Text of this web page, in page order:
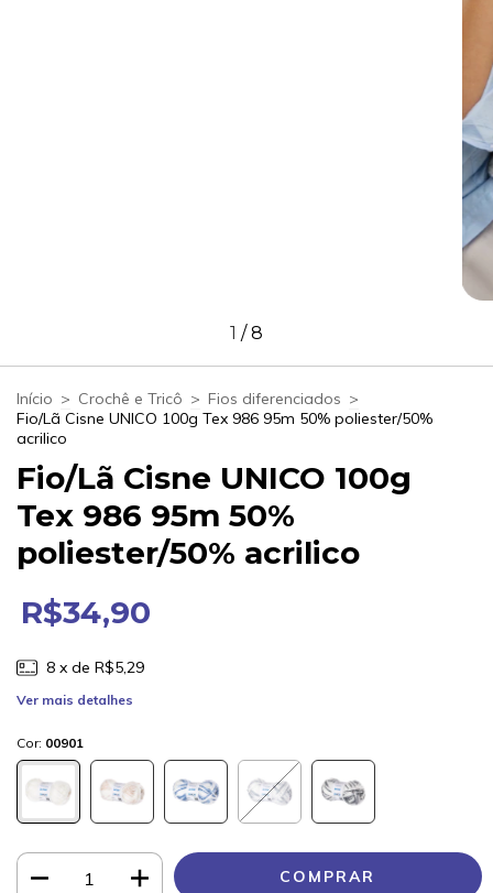
1 /8
Início > Crochê e Tricô > Fios diferenciados >
Fio/Lã Cisne UNICO 100g Tex 986 95m 50% poliester/50%
acrilico
Fio/Lã Cisne UNICO 100g
Tex 986 95m 50%
poliester/50% acrilico
R$34,90
8 x de R$5,29
Ver mais detalhes
Cor: 00901